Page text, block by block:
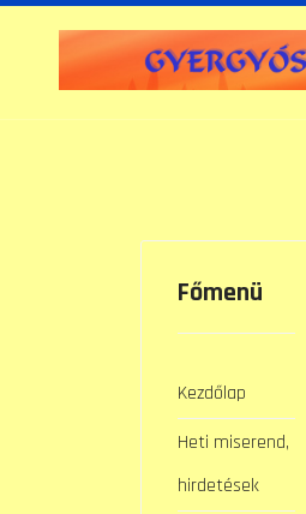
Főmenü
Kezdőlap
Heti miserend,
hirdetések